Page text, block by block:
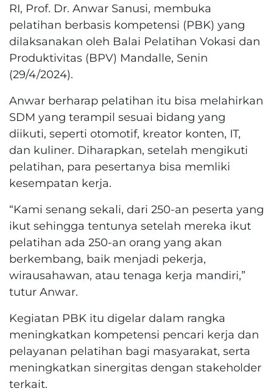
RI, Prof. Dr. Anwar Sanusi, membuka
pelatihan berbasis kompetensi (PBK) yang
dilaksanakan oleh Balai Pelatihan Vokasi dan
Produktivitas (BPV) Mandalle, Senin
(29/4/2024).
Anwar berharap pelatihan itu bisa melahirkan
SDM yang terampil sesuai bidang yang
diikuti, seperti otomotif, kreator konten, IT,
dan kuliner. Diharapkan, setelah mengikuti
pelatihan, para pesertanya bisa memliki
kesempatan kerja.
“Kami senang sekali, dari 250-an peserta yang
ikut sehingga tentunya setelah mereka ikut
pelatihan ada 250-an orang yang akan
berkembang, baik menjadi pekerja,
wirausahawan, atau tenaga kerja mandiri,”
tutur Anwar.
Kegiatan PBK itu digelar dalam rangka
meningkatkan kompetensi pencari kerja dan
pelayanan pelatihan bagi masyarakat, serta
meningkatkan sinergitas dengan stakeholder
terkait.